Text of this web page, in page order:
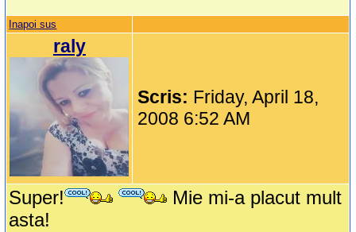
Inapoi sus
raly
Scris: Friday, April 18,
2008 6:52 AM
Super!
Mie mi-a placut mult
asta!